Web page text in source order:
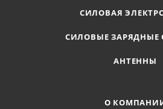
СИЛОВАЯ
СИЛОВЫЕ ЗАРЯДНЫЕ
АНТЕННЫ
О